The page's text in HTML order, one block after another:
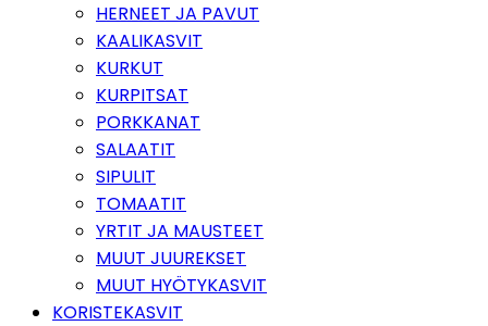
HERNEET JA PAVUT
KAALIKASVIT
KURKUT
KURPITSAT
PORKKANAT
SALAATIT
SIPULIT
TOMAATIT
YRTIT JA MAUSTEET
MUUT JUUREKSET
MUUT HYÖTYKASVIT
KORISTEKASVIT